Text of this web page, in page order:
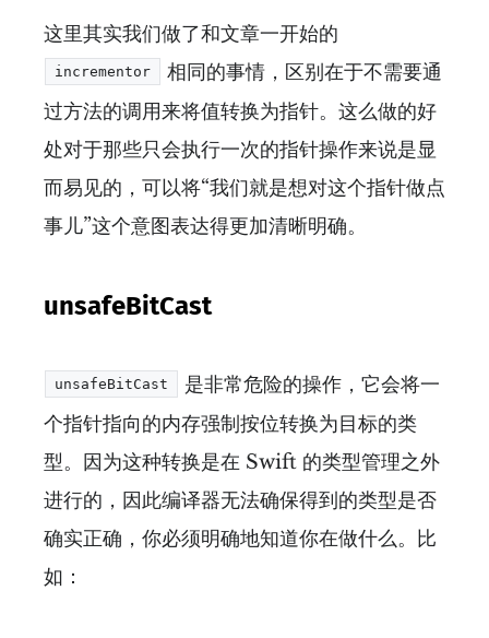
这里其实我们做了和文章一开始的
incrementor
相同的事情，区别在于不需要通
过方法的调用来将值转换为指针。这么做的好
处对于那些只会执行一次的指针操作来说是显
而易见的，可以将“我们就是想对这个指针做点
事儿”这个意图表达得更加清晰明确。
unsafeBitCast
unsafeBitCast
是非常危险的操作，它会将一
个指针指向的内存强制按位转换为目标的类
型。因为这种转换是在 Swift 的类型管理之外
进行的，因此编译器无法确保得到的类型是否
确实正确，你必须明确地知道你在做什么。比
如：